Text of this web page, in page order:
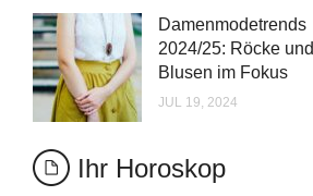
Damenmodetrends
2024/25: Röcke und
Blusen im Fokus
JUL 19, 2024
Ihr Horoskop